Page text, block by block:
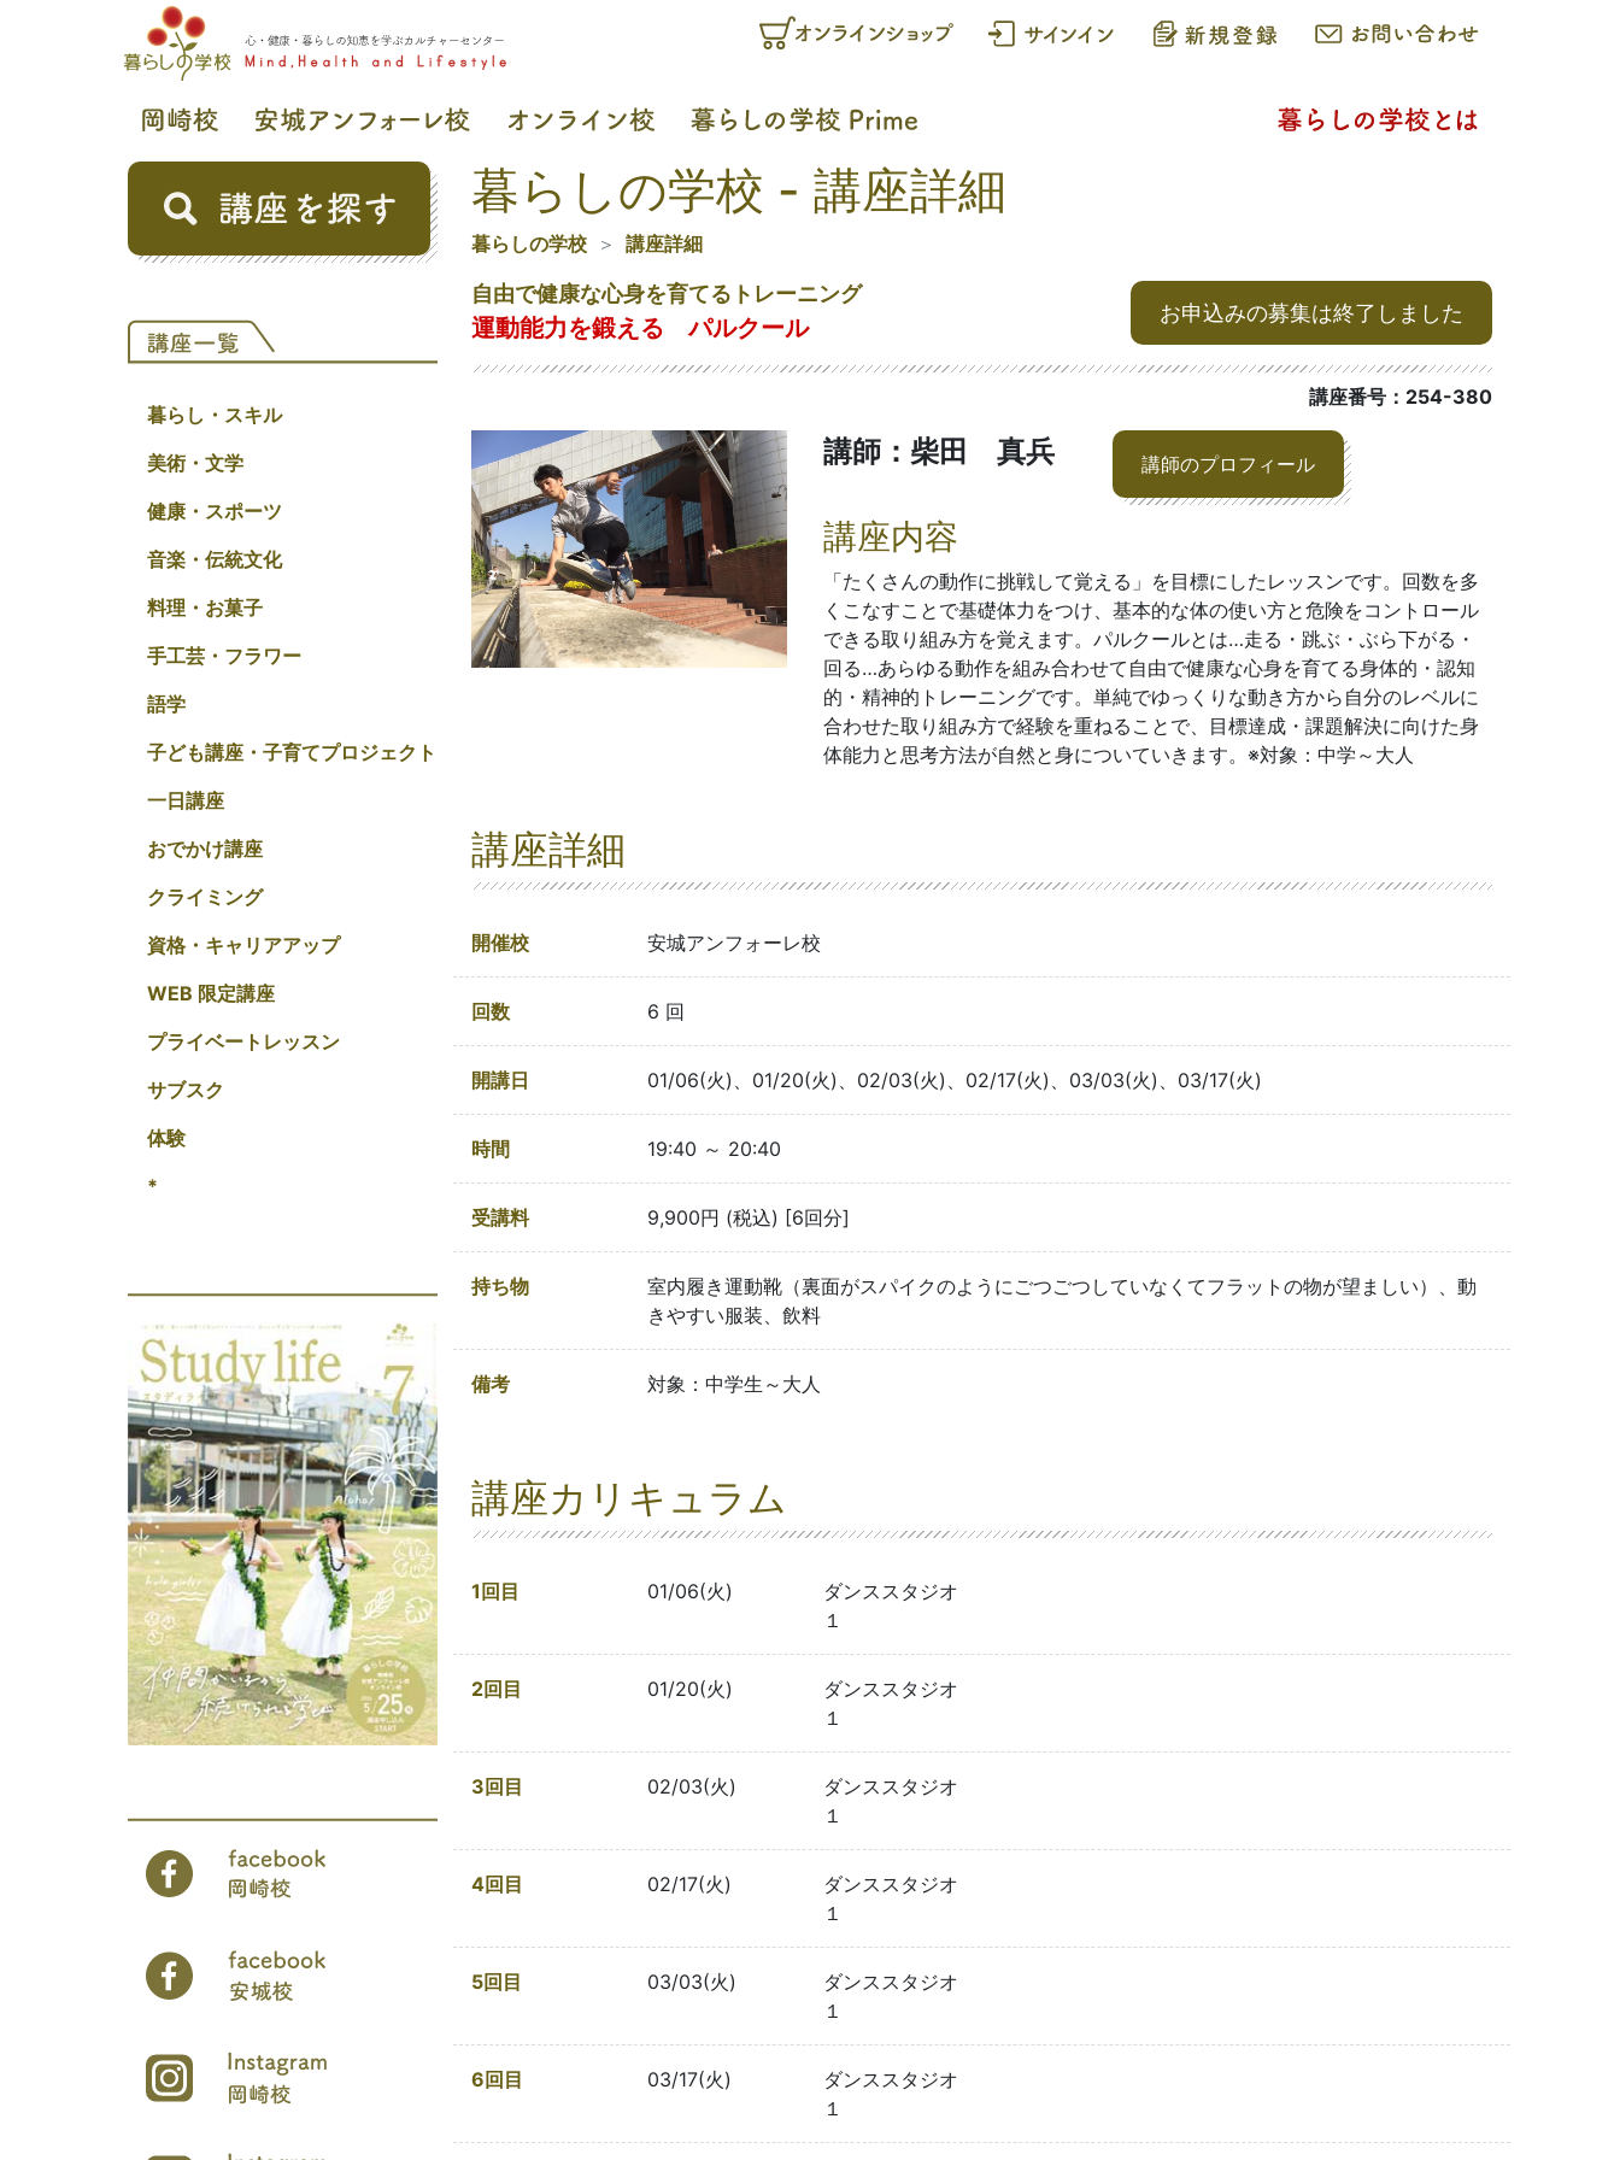
暮らし・スキル
美術・文学
健康・スポーツ
音楽・伝統文化
料理・お菓子
手工芸・フラワー
語学
子ども講座・子育てプロジェクト
一日講座
おでかけ講座
クライミング
資格・キャリアアップ
WEB 限定講座
プライベートレッスン
サブスク
体験
*
暮らしの学校 - 講座詳細
暮らしの学校 講座詳細
自由で健康な心身を育てるトレーニング
運動能力を鍛える パルクール
お申込みの募集は終了しました
講座番号：254-380
講師：柴田 真兵 講師のプロフィール
講座内容
「たくさんの動作に挑戦して覚える」を目標にしたレッスンです。回数を多
くこなすことで基礎体力をつけ、基本的な体の使い方と危険をコントロール
できる取り組み方を覚えます。パルクールとは…走る・跳ぶ・ぶら下がる・
回る…あらゆる動作を組み合わせて自由で健康な心身を育てる身体的・認知
的・精神的トレーニングです。単純でゆっくりな動き方から自分のレベルに
合わせた取り組み方で経験を重ねることで、目標達成・課題解決に向けた身
体能力と思考方法が自然と身についていきます。※対象：中学～大人
講座詳細
開催校 安城アンフォーレ校
回数 6 回
開講日 01/06(火)、01/20(火)、02/03(火)、02/17(火)、03/03(火)、03/17(火)
時間 19:40 ～ 20:40
受講料 9,900円 (税込) [6回分]
持ち物
室内履き運動靴（裏面がスパイクのようにごつごつしていなくてフラットの物が望ましい）、動
きやすい服装、飲料
備考 対象：中学生～大人
講座カリキュラム
1回目 01/06(火)
ダンススタジオ
１
2回目 01/20(火)
ダンススタジオ
１
3回目 02/03(火)
ダンススタジオ
１
4回目 02/17(火)
ダンススタジオ
１
5回目 03/03(火)
ダンススタジオ
１
6回目 03/17(火)
ダンススタジオ
１